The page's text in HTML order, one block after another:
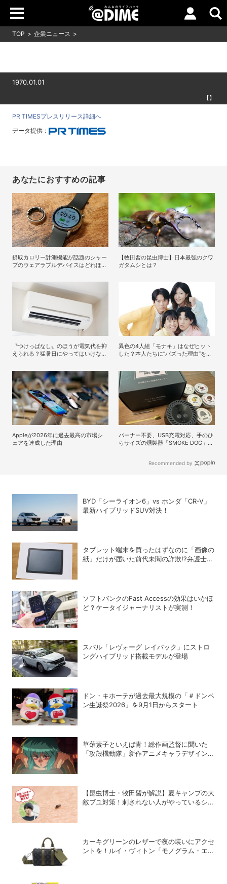
TOP 企業ニュース
1970.01.01
【】
PR TIMESプレスリリース詳細へ
データ提供：
あなたにおすすめの記事
摂取カロリー計測機能が話題のシャー
プのウェアラブルデバイスはどれほど
【牧田習の昆虫博士】日本最強のクワ
ガタムシとは？
〝つけっぱなし〟のほうが電気代を抑
えられる？猛暑日にやってはいけない
異色の4人組「モナキ」はなぜヒット
した？本人たちに”バズった理由”を聞
Appleが2026年に過去最⾼の市場シ
ェアを達成した理由
バーナー不要、USB充電対応、手のひ
らサイズの燻製器「SMOKE DOG」で
Recommended by
BYD「シーライオン6」vs ホンダ「CR-V」
最新ハイブリッドSUV対決！
タブレット端末を買ったはずなのに「画像の
紙」だけが届いた前代未聞の詐欺!?弁護士が
ソフトバンクのFast Accessの効果はいかほ
ど？ケータイジャーナリストが実測！
スバル「レヴォーグ レイバック」にストロ
ングハイブリッド搭載モデルが登場
ドン・キホーテが過去最大規模の「＃ドンペ
ン生誕祭2026」を9月1日からスタート
草薙素子といえば青！総作画監督に聞いた
「攻殻機動隊」新作アニメキャラデザインの
【昆虫博士・牧田習が解説】夏キャンプの大
敵ブユ対策！刺されない人がやっているシン
カーキグリーンのレザーで夜の装いにアクセ
ントを！ルイ・ヴィトン「モノグラム・エク